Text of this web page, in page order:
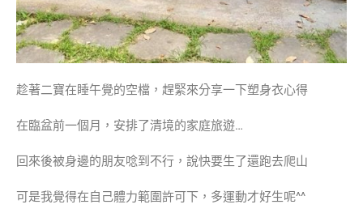
趁著二寶在睡午覺的空檔，趕緊來分享一下塑身衣心得
在臨盆前一個月，安排了清境的家庭旅遊…
回來後被身邊的朋友唸到不行，說快要生了還跑去爬山
可是我覺得在自己體力範圍許可下，多運動才好生呢^^